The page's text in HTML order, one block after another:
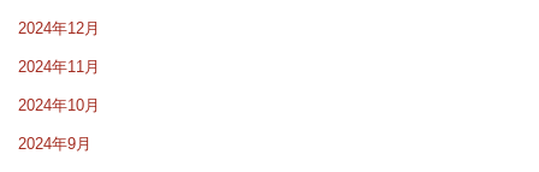
2024年12月
2024年11月
2024年10月
2024年9月